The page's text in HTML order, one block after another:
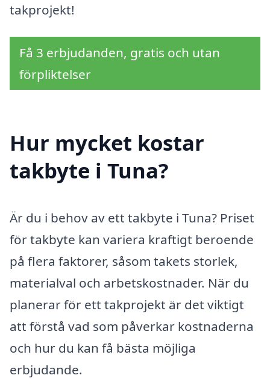
takprojekt!
Få 3 erbjudanden, gratis och utan
förpliktelser
Hur mycket kostar
takbyte i Tuna?
Är du i behov av ett takbyte i Tuna? Priset
för takbyte kan variera kraftigt beroende
på flera faktorer, såsom takets storlek,
materialval och arbetskostnader. När du
planerar för ett takprojekt är det viktigt
att förstå vad som påverkar kostnaderna
och hur du kan få bästa möjliga
erbjudande.